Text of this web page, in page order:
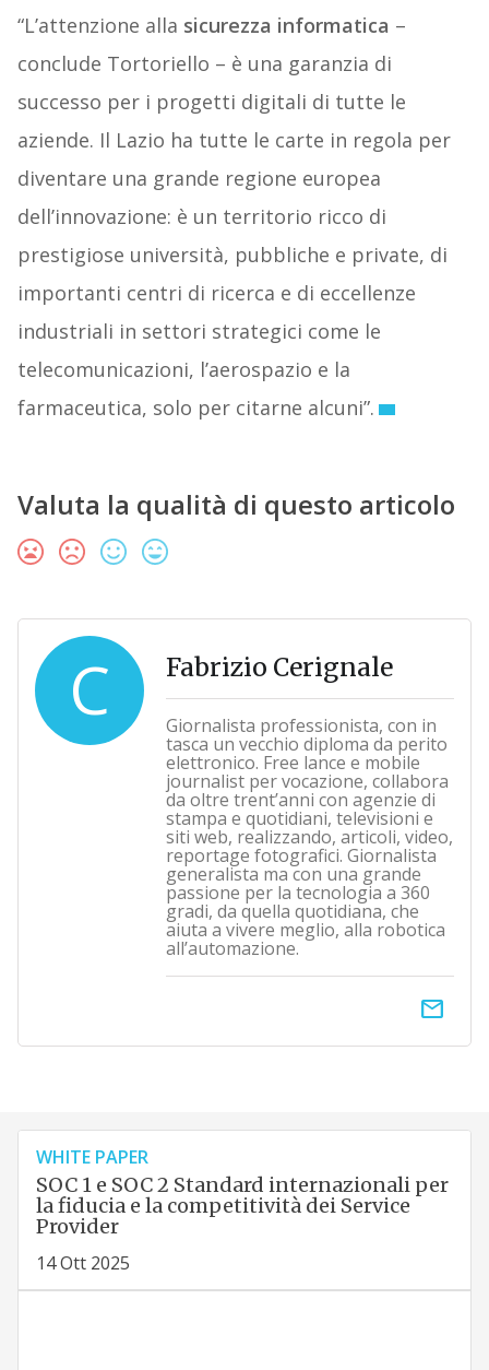
“L’attenzione alla sicurezza informatica –
conclude Tortoriello – è una garanzia di
successo per i progetti digitali di tutte le
aziende. Il Lazio ha tutte le carte in regola per
diventare una grande regione europea
dell’innovazione: è un territorio ricco di
prestigiose università, pubbliche e private, di
importanti centri di ricerca e di eccellenze
industriali in settori strategici come le
telecomunicazioni, l’aerospazio e la
farmaceutica, solo per citarne alcuni”.
Valuta la qualità di questo articolo
C Fabrizio Cerignale
Giornalista professionista, con in
tasca un vecchio diploma da perito
elettronico. Free lance e mobile
journalist per vocazione, collabora
da oltre trent’anni con agenzie di
stampa e quotidiani, televisioni e
siti web, realizzando, articoli, video,
reportage fotografici. Giornalista
generalista ma con una grande
passione per la tecnologia a 360
gradi, da quella quotidiana, che
aiuta a vivere meglio, alla robotica
all’automazione.
email
WHITE PAPER
SOC 1 e SOC 2 Standard internazionali per
la fiducia e la competitività dei Service
Provider
14 Ott 2025